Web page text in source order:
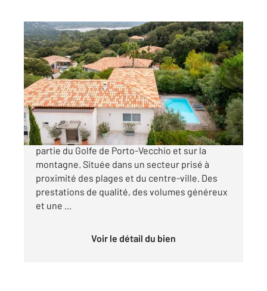
PORTO VECCHIO 201
324 m2, 9 pièces
Ref : 604
Maison à vendre
1 420 000 €
Villa coup de cœur! Belle villa avec vue sur une
partie du Golfe de Porto-Vecchio et sur la
montagne. Située dans un secteur prisé à
proximité des plages et du centre-ville. Des
prestations de qualité, des volumes généreux
et une ...
Voir le détail du bien